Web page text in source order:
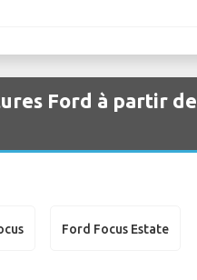
Ford à partir de
Ford Focus Estate